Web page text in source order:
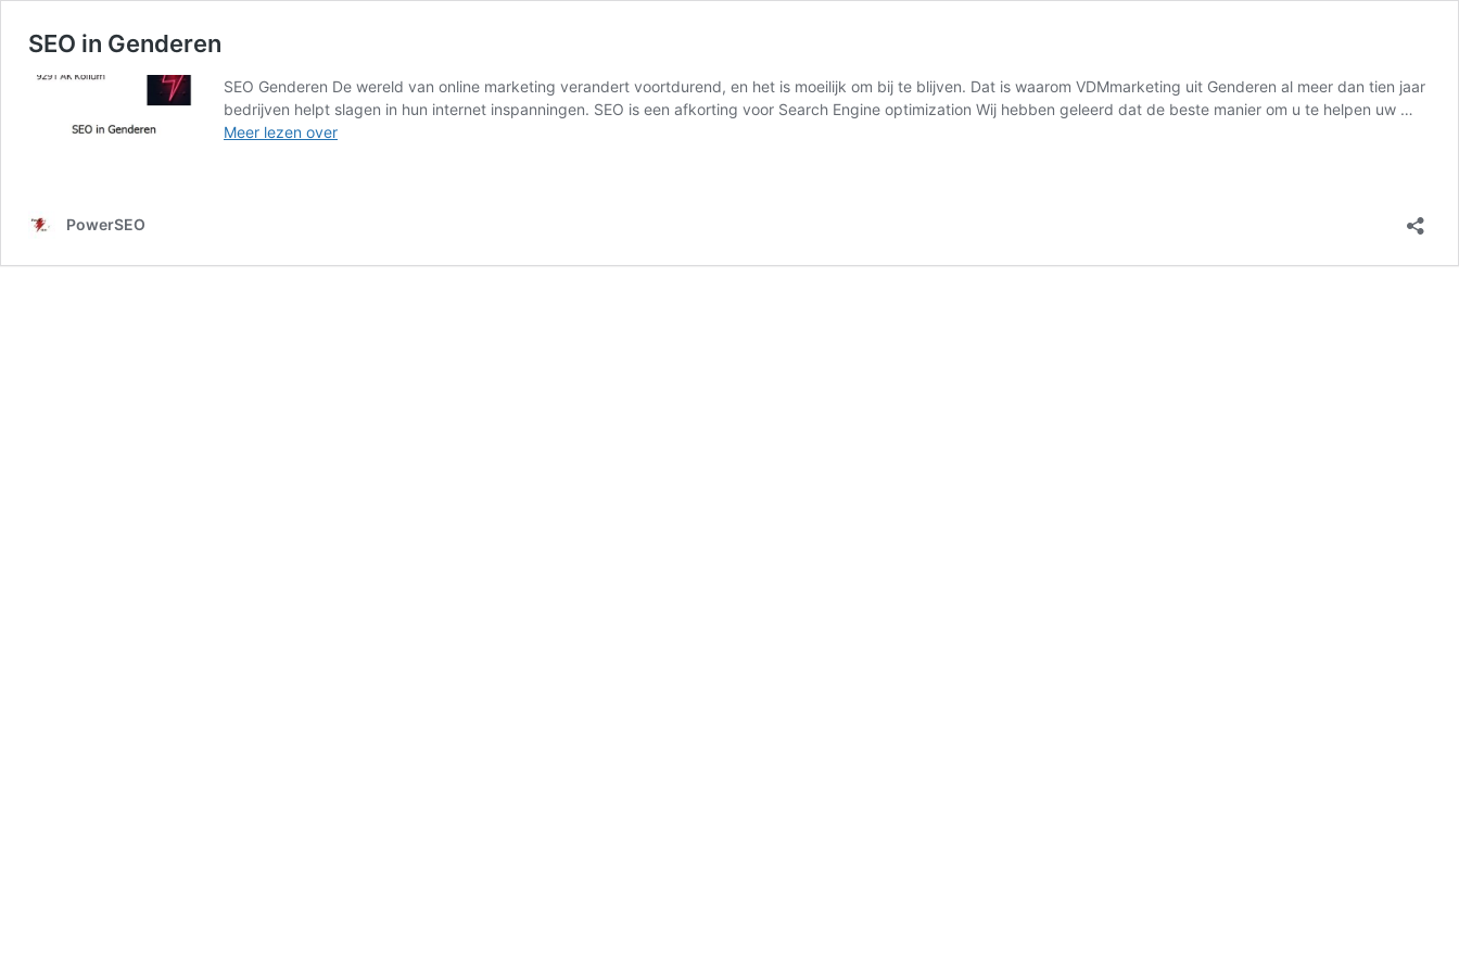
SEO in Genderen
SEO Genderen De wereld van online marketing verandert voortdurend, en het is moeilijk om bij te blijven. Dat is waarom VDMmarketing uit Genderen al meer dan tien jaar
bedrijven helpt slagen in hun internet inspanningen. SEO is een afkorting voor Search Engine optimization Wij hebben geleerd dat de beste manier om u te helpen uw …
Meer lezen overSEO
PowerSEO